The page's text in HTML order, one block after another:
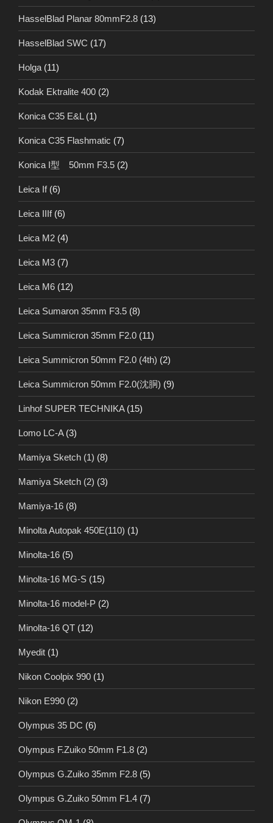
HasselBlad Planar 80mmF2.8 (13)
HasselBlad SWC (17)
Holga (11)
Kodak Ektralite 400 (2)
Konica C35 E&L (1)
Konica C35 Flashmatic (7)
Konica I型 50mm F3.5 (2)
Leica If(6)
Leica IIIf(6)
Leica M2 (4)
Leica M3 (7)
Leica M6 (12)
Leica Sumaron 35mm F3.5 (8)
Leica Summicron 35mm F2.0 (11)
Leica Summicron 50mm F2.0 (4th) (2)
Leica Summicron 50mm F2.0(沈胴) (9)
Linhof SUPER TECHNIKA(15)
Lomo LC-A(3)
Mamiya Sketch (1) (8)
Mamiya Sketch (2) (3)
Mamiya-16 (8)
Minolta Autopak 450E(110) (1)
Minolta-16 (5)
Minolta-16 MG-S (15)
Minolta-16 model-P (2)
Minolta-16 QT (12)
Myedit (1)
Nikon Coolpix 990 (1)
Nikon E990 (2)
Olympus 35 DC (6)
Olympus F.Zuiko 50mm F1.8 (2)
Olympus G.Zuiko 35mm F2.8 (5)
Olympus G.Zuiko 50mm F1.4 (7)